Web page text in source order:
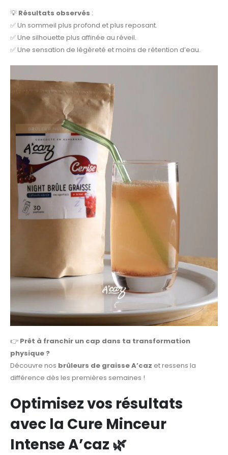
💡 Résultats observés :
✅ Un sommeil plus profond et plus reposant.
✅ Une silhouette plus affinée au réveil.
✅ Une sensation de légèreté et moins de rétention d’eau.
👉 Prêt à franchir un cap dans ta transformation
physique ?
Découvre nos brûleurs de graisse A’caz et ressens la
différence dès les premières semaines !
Optimisez vos résultats
avec la Cure Minceur
Intense A’caz 🌿